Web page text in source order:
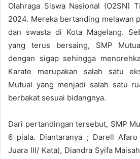
Olahraga Siswa Nasional (O2SN)
2024. Mereka bertanding melawan
dan swasta di Kota Magelang.
yang terus bersaing, SMP
dengan sigap sehingga
Karate merupakan salah satu
Mutual yang menjadi salah satu
berbakat sesuai bidangnya.
Dari pertandingan tersebut, SMP
6 piala. Diantaranya ; Darell
Juara III/ Kata), Diandra Syifa